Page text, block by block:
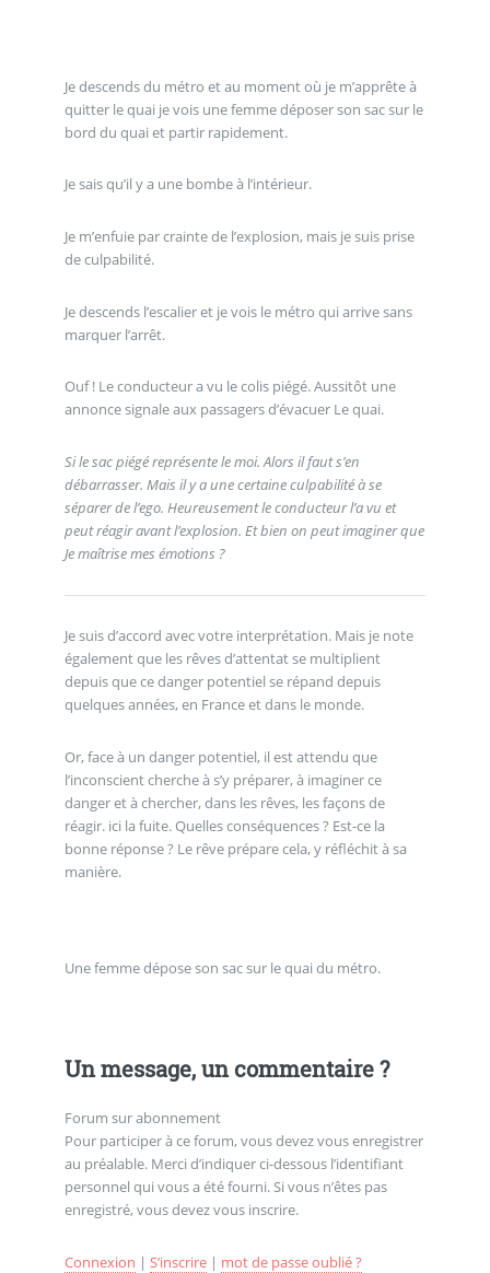
Je descends du métro et au moment où je m’apprête à
quitter le quai je vois une femme déposer son sac sur le
bord du quai et partir rapidement.
Je sais qu’il y a une bombe à l’intérieur.
Je m’enfuie par crainte de l’explosion, mais je suis prise
de culpabilité.
Je descends l’escalier et je vois le métro qui arrive sans
marquer l’arrêt.
Ouf ! Le conducteur a vu le colis piégé. Aussitôt une
annonce signale aux passagers d’évacuer Le quai.
Si le sac piégé représente le moi. Alors il faut s’en
débarrasser. Mais il y a une certaine culpabilité à se
séparer de l’ego. Heureusement le conducteur l’a vu et
peut réagir avant l’explosion. Et bien on peut imaginer que
Je maîtrise mes émotions ?
Je suis d’accord avec votre interprétation. Mais je note
également que les rêves d’attentat se multiplient
depuis que ce danger potentiel se répand depuis
quelques années, en France et dans le monde.
Or, face à un danger potentiel, il est attendu que
l’inconscient cherche à s’y préparer, à imaginer ce
danger et à chercher, dans les rêves, les façons de
réagir. ici la fuite. Quelles conséquences ? Est-ce la
bonne réponse ? Le rêve prépare cela, y réfléchit à sa
manière.
Une femme dépose son sac sur le quai du métro.
Un message, un commentaire ?
Forum sur abonnement
Pour participer à ce forum, vous devez vous enregistrer
au préalable. Merci d’indiquer ci-dessous l’identifiant
personnel qui vous a été fourni. Si vous n’êtes pas
enregistré, vous devez vous inscrire.
Connexion | S’inscrire| mot de passe oublié ?